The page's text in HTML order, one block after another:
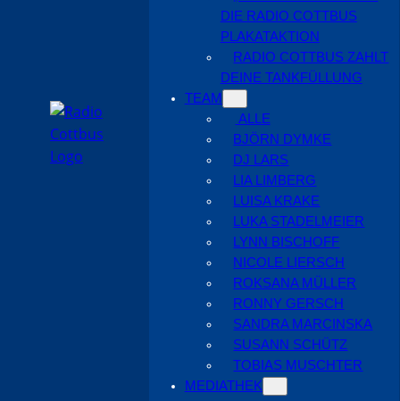
DIE RADIO COTTBUS
PLAKATAKTION
RADIO COTTBUS ZAHLT
DEINE TANKFÜLLUNG
TEAM
ALLE
BJÖRN DYMKE
DJ LARS
LIA LIMBERG
LUISA KRAKE
LUKA STADELMEIER
LYNN BISCHOFF
NICOLE LIERSCH
ROKSANA MÜLLER
RONNY GERSCH
SANDRA MARCINSKA
SUSANN SCHÜTZ
TOBIAS MUSCHTER
MEDIATHEK